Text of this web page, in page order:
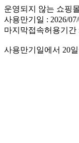
운영되지 않는 쇼핑
사용만기일 : 2026/
마지막접속허용기간
사용만기일에서 20